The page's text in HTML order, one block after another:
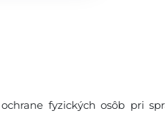
fyzických osôb pri